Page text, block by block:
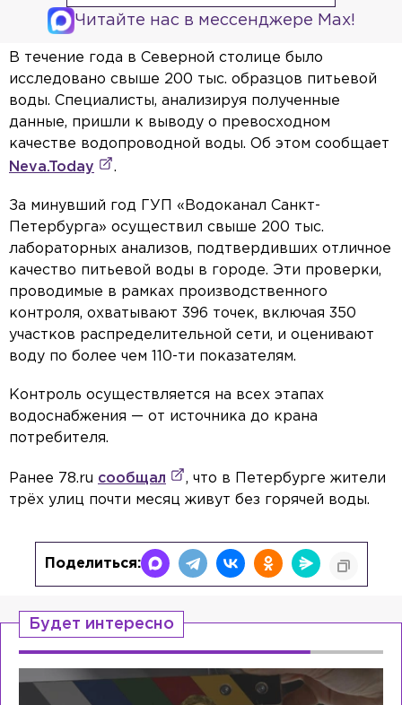
Читайте нас в мессенджере Max!
В течение года в Северной столице было
исследовано свыше 200 тыс. образцов питьевой
воды. Специалисты, анализируя полученные
данные, пришли к выводу о превосходном
качестве водопроводной воды. Об этом сообщает
Neva.Today
.
За минувший год ГУП «Водоканал Санкт-
Петербурга» осуществил свыше 200 тыс.
лабораторных анализов, подтвердивших отличное
качество питьевой воды в городе. Эти проверки,
проводимые в рамках производственного
контроля, охватывают 396 точек, включая 350
участков распределительной сети, и оценивают
воду по более чем 110-ти показателям.
Контроль осуществляется на всех этапах
водоснабжения — от источника до крана
потребителя.
Ранее 78.ru сообщал
, что в Петербурге жители
трёх улиц почти месяц живут без горячей воды.
Поделиться:
Будет интересно